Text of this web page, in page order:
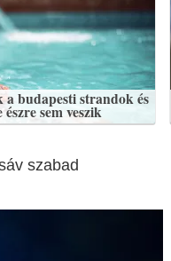
budapesti strandok és
sem veszik
szabad